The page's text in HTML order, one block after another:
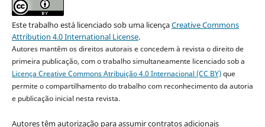
Este trabalho está licenciado sob uma licençaCreative Commons
Attribution 4.0 International License.
Autores mantêm os direitos autorais e concedem à revista o direito de
primeira publicação, com o trabalho simultaneamente licenciado sob a
Licença Creative Commons Atribuição 4.0 Internacional (CC BY)que
permite o compartilhamento do trabalho com reconhecimento da autoria
e publicação inicial nesta revista.
Autores têm autorização para assumir contratos adicionais